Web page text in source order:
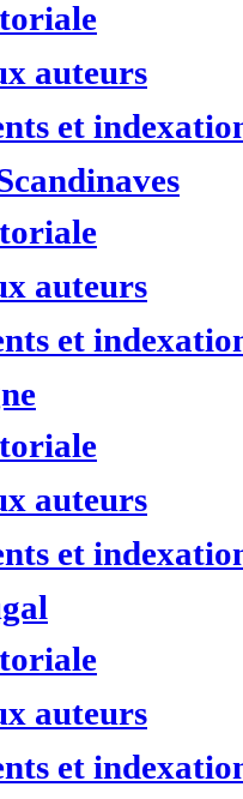
auteurs
et
auteurs
et
auteurs
et
auteurs
et